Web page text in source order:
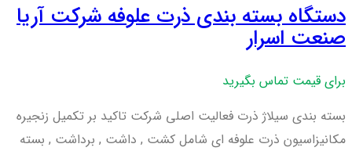
دستگاه بسته بندی ذرت علوفه شرکت آریا
صنعت اسرار
برای قیمت تماس بگیرید
بسته بندی سیلاژ ذرت فعالیت اصلی شرکت تاکید بر تکمیل زنجیره
مکانیزاسیون ذرت علوفه ای شامل کشت , داشت , برداشت , بسته